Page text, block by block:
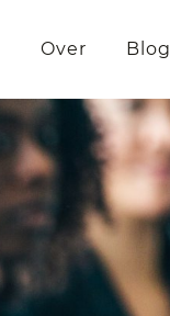
Over Blog